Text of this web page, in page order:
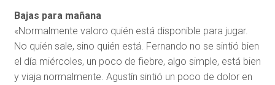
Bajas para mañana
«Normalmente valoro quién está disponible para jugar.
No quién sale, sino quién está. Fernando no se sintió bien
el día miércoles, un poco de fiebre, algo simple, está bien
y viaja normalmente. Agustín sintió un poco de dolor en